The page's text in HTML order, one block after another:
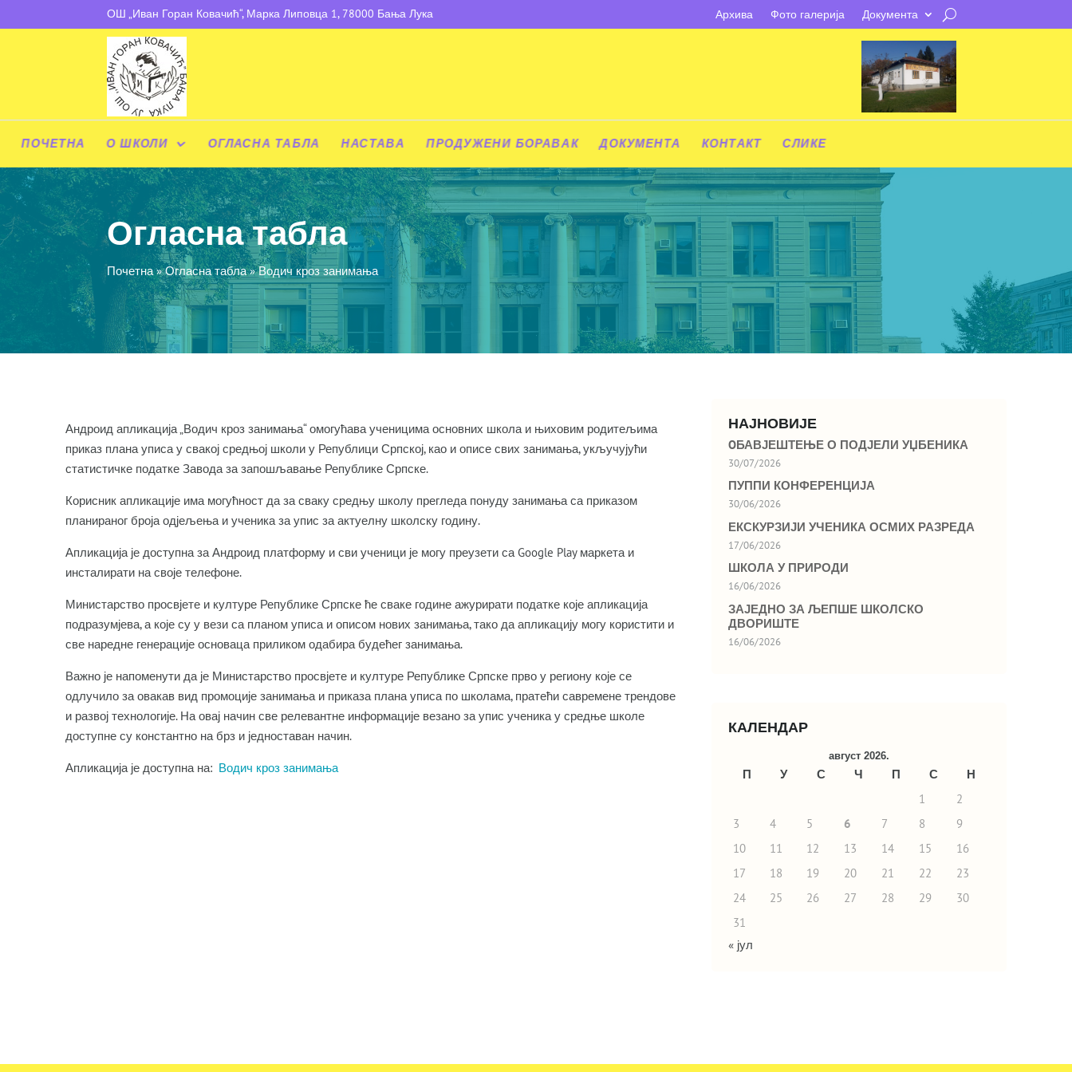
ОШ „Иван Горан Ковачић“, Марка Липовца 1, 78000 Бања Лука Архива Фото галерија Документа
ПОЧЕТНА О ШКОЛИ ОГЛАСНА ТАБЛА НАСТАВА ПРОДУЖЕНИ БОРАВАК ДОКУМЕНТА КОНТАКТ СЛИКЕ
Огласна табла
Почетна»Огласна табла»Водич кроз занимања
Андроид апликација „Водич кроз занимања“ омогућава ученицима основних школа и њиховим родитељима
приказ плана уписа у свакој средњој школи у Републици Српској, као и описе свих занимања, укључујући
статистичке податке Завода за запошљавање Републике Српске.
Корисник апликације има могућност да за сваку средњу школу прегледа понуду занимања са приказом
планираног броја одјељења и ученика за упис за актуелну школску годину.
Апликација је доступна за Андроид платформу и сви ученици је могу преузети са Google Play маркета и
инсталирати на своје телефоне.
Министарство просвјете и културе Републике Српске ће сваке године ажурирати податке које апликација
подразумјева, а које су у вези са планом уписа и описом нових занимања, тако да апликацију могу користити и
све наредне генерације основаца приликом одабира будећег занимања.
Важно је напоменути да је Министарство просвјете и културе Републике Српске прво у региону које се
одлучило за овакав вид промоције занимања и приказа плана уписа по школама, пратећи савремене трендове
и развој технологије. На овај начин све релевантне информације везано за упис ученика у средње школе
доступне су константно на брз и једноставан начин.​
Апликација је доступна на: Водич кроз занимања​
НАЈНОВИЈЕ
OБАВЈЕШТЕЊЕ О ПОДЈЕЛИ УЏБЕНИКА
30/07/2026
ПУППИ КОНФЕРЕНЦИЈА
30/06/2026
ЕКСКУРЗИЈИ УЧЕНИКА ОСМИХ РАЗРЕДА
17/06/2026
ШКОЛА У ПРИРОДИ
16/06/2026
ЗАЈЕДНО ЗА ЉЕПШЕ ШКОЛСКО
ДВОРИШТЕ
16/06/2026
КАЛЕНДАР
август 2026.
П У С Ч П С
Н
1
2
3
4 5 6 7 8
9
10
11 12 13 14 15
16
17
18 19 20 21 22
23
24
25 26 27 28 29
30
31
« јул